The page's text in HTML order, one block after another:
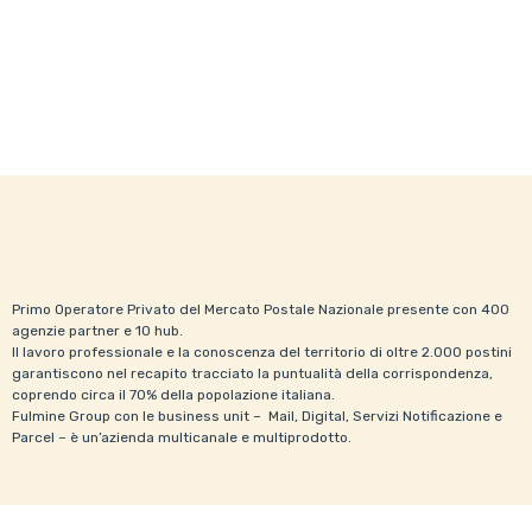
Primo Operatore Privato del Mercato Postale Nazionale presente con 400
agenzie partner e 10 hub.
Il lavoro professionale e la conoscenza del territorio di oltre 2.000 postini
garantiscono nel recapito tracciato la puntualità della corrispondenza,
coprendo circa il 70% della popolazione italiana.
Fulmine Group con le business unit – Mail, Digital, Servizi Notificazione e
Parcel – è un’azienda multicanale e multiprodotto.